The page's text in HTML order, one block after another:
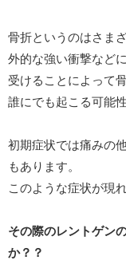
骨折というのはさま
外的な強い衝撃など
受けることによって
誰にでも起こる可能
初期症状では痛みの
もあります。
このような症状が現
その際のレントゲン
か？？